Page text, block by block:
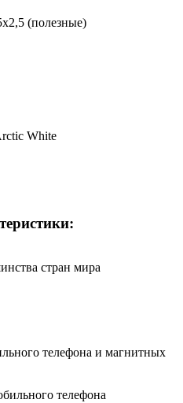
(полезные)
White
стран мира
телефона и магнитных
телефона